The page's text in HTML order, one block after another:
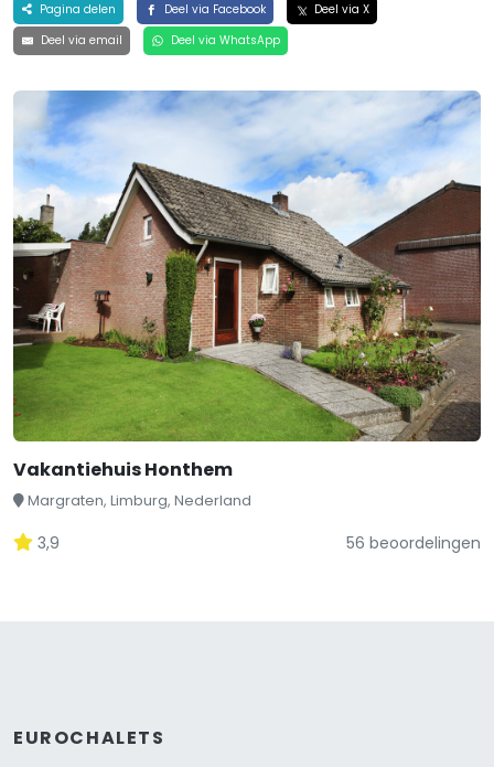
Pagina delen Deel via Facebook
Deel via X
Deel via email
Deel via WhatsApp
Vakantiehuis Honthem
Margraten, Limburg, Nederland
3,9 56 beoordelingen
EUROCHALETS